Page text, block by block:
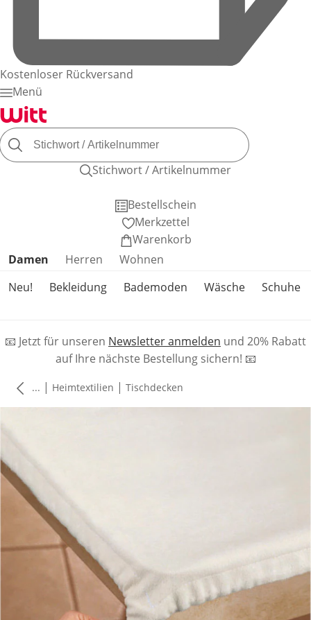
Kostenloser Rückversand
Menü
Stichwort / Artikelnummer
Bestellschein
Merkzettel
Warenkorb
Produktkategorien überspringen
Damen Herren
Wohnen
Neu!
Bekleidung Bademoden Wäsche Schuhe
📧 Jetzt für unseren Newsletter anmelden und 20% Rabatt
auf Ihre nächste Bestellung sichern! 📧
... | Heimtextilien | Tischdecken